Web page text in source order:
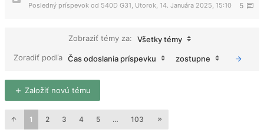
5
Posledný príspevok od 540D G31 Utorok, 14. Januára 2025, 15:10
Zobraziť témy za:
Všetky témy
Zoradiť podľa Čas odoslania príspevku zostupne
Založiť novú tému
1 2 3 4 5 … 103